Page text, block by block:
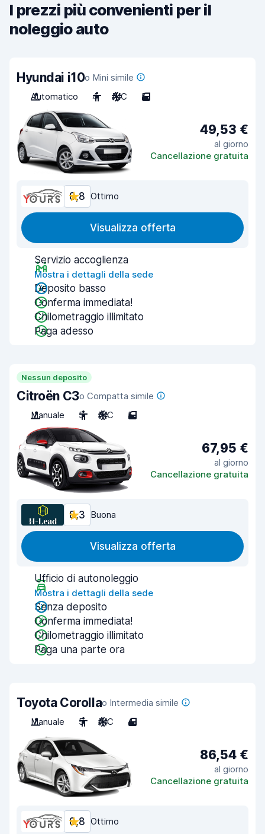
I prezzi più convenienti per il
noleggio auto
Hyundai i10o Mini simile
Automatico
4 A/C 5
49,53 €
al giorno
Cancellazione gratuita
8,8 Ottimo
Visualizza offerta
Servizio accoglienza
Mostra i dettagli della sede
Deposito basso
Conferma immediata!
Chilometraggio illimitato
Paga adesso
Nessun deposito
Citroën C3o Compatta simile
Manuale
5 A/C 5
67,95 €
al giorno
Cancellazione gratuita
8,3 Buona
Visualizza offerta
Ufficio di autonoleggio
Mostra i dettagli della sede
Senza deposito
Conferma immediata!
Chilometraggio illimitato
Paga una parte ora
Toyota Corollao Intermedia simile
Manuale
5 A/C 4
86,54 €
al giorno
Cancellazione gratuita
8,8 Ottimo